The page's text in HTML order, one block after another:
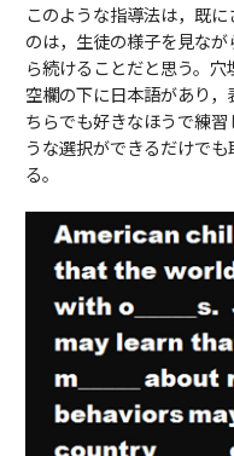
このような指導法は，既
のは，生徒の様子を見な
ら続けることだと思う。
空欄の下に日本語があり
ちらでも好きなほうで練
うな選択ができるだけで
る。